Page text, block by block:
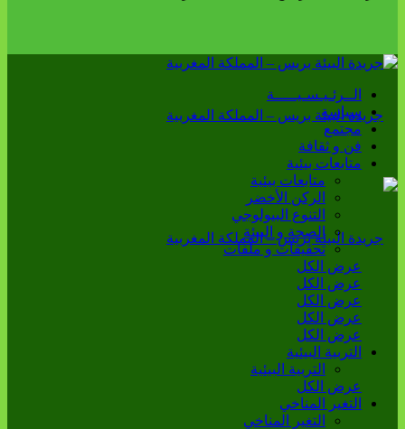
الــرئـيـسـيـــــة
سياسة
مجتمع
فن و ثقافة
متابعات بيئية
متابعات بيئية
الركن الأخضر
التنوع البيولوجي
الصحة و البيئة
تحقيقات و ملفات
عرض الكل
عرض الكل
عرض الكل
عرض الكل
عرض الكل
التربية البيئية
التربية البيئية
عرض الكل
التغير المناخي
التغير المناخي